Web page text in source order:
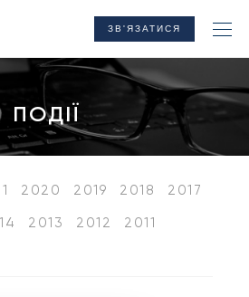
ЗВ'ЯЗАТИСЯ
ПОДІЇ
2020 2019 2018 2017
2013 2012 2011